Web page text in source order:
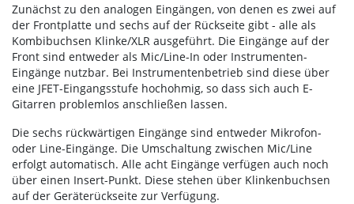
Zunächst zu den analogen Eingängen, von denen es zwei auf
der Frontplatte und sechs auf der Rückseite gibt - alle als
Kombibuchsen Klinke/XLR ausgeführt. Die Eingänge auf der
Front sind entweder als Mic/Line-In oder Instrumenten-
Eingänge nutzbar. Bei Instrumentenbetrieb sind diese über
eine JFET-Eingangsstufe hochohmig, so dass sich auch E-
Gitarren problemlos anschließen lassen.
Die sechs rückwärtigen Eingänge sind entweder Mikrofon-
oder Line-Eingänge. Die Umschaltung zwischen Mic/Line
erfolgt automatisch. Alle acht Eingänge verfügen auch noch
über einen Insert-Punkt. Diese stehen über Klinkenbuchsen
auf der Geräterückseite zur Verfügung.